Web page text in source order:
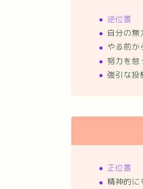
逆位置
自分の無
やる前か
努力を怠
強引な投
正位置
精神的に